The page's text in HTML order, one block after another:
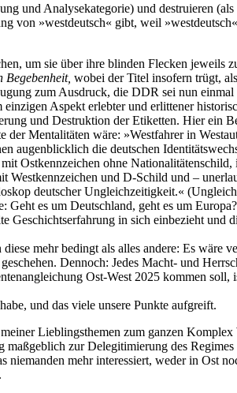
und Analysekategorie) und destruieren
von »westdeutsch« gibt, weil
um sie über ihre blinden Flecken jeweils
wobei der Titel insofern trügt,
zum Ausdruck, die DDR sei nun einmal
Aspekt erlebter und erlittener
und Destruktion der Etiketten. Hier ein
Mentalitäten wäre: »Westfahrer in
augenblicklich die deutschen
Ostkennzeichen ohne
Westkennzeichen und D-Schild und –
deutscher Ungleichzeitigkeit.«
es um Deutschland, geht es um
Geschichtserfahrung in sich einbezieht
mehr bedingt als alles andere: Es wäre
Dennoch: Jedes Macht- und
Ost-West 2025 kommen
und das viele unsere Punkte aufgreift.
Lieblingsthemen zum ganzen
zur Delegitimierung des
mehr interessiert, weder in Ost